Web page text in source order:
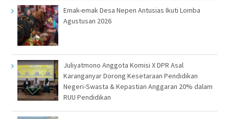
Emak-emak Desa Nepen Antusias Ikuti Lomba
Agustusan 2026
Juliyatmono Anggota Komisi X DPR Asal
Karanganyar Dorong Kesetaraan Pendidikan
Negeri-Swasta & Kepastian Anggaran 20% dalam
RUU Pendidikan